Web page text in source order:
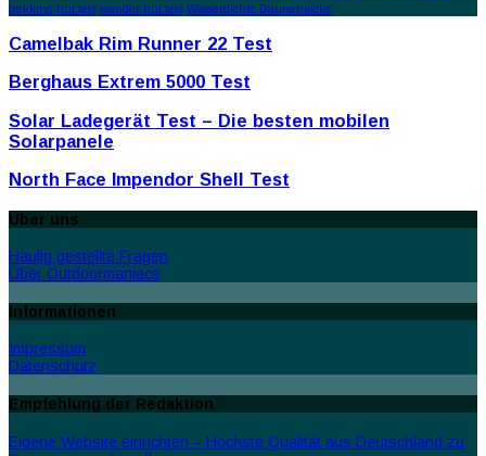
trekking hut test wander hut test Wasserdichte Daunenjacke
Camelbak Rim Runner 22 Test
Berghaus Extrem 5000 Test
Solar Ladegerät Test – Die besten mobilen
Solarpanele
North Face Impendor Shell Test
Über uns
Häufig gestellte Fragen
Über Outdoormaniacs
Informationen
Impressum
Datenschutz
Empfehlung der Redaktion
Eigene Website einrichten – Höchste Qualität aus Deutschland zu